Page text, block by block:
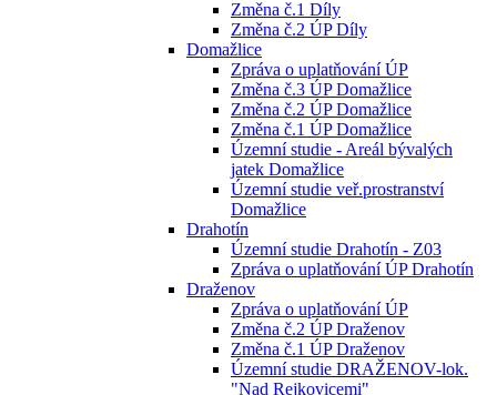
Změna č.1 Díly
Změna č.2 ÚP Díly
Domažlice
Zpráva o uplatňování ÚP
Změna č.3 ÚP Domažlice
Změna č.2 ÚP Domažlice
Změna č.1 ÚP Domažlice
Územní studie - Areál bývalých
jatek Domažlice
Územní studie veř.prostranství
Domažlice
Drahotín
Územní studie Drahotín - Z03
Zpráva o uplatňování ÚP Drahotín
Draženov
Zpráva o uplatňování ÚP
Změna č.2 ÚP Draženov
Změna č.1 ÚP Draženov
Územní studie DRAŽENOV-lok.
"Nad Rejkovicemi"